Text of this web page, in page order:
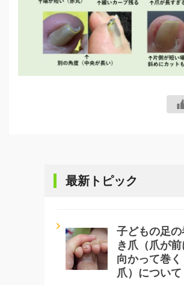
最新トピック
子どもの足の
き爪（爪が前
向かって巻く
爪）について